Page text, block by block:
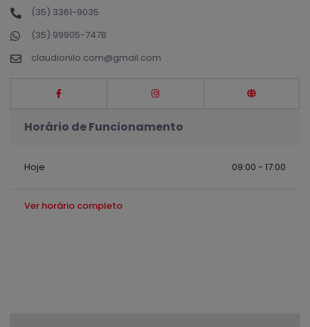
(35) 3361-9035
(35) 99905-7478
claudionilo.com@gmail.com
Horário de Funcionamento
Hoje 09:00 - 17:00
Ver horário completo